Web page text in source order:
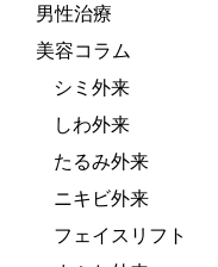
男性治療
美容コラム
シミ外来
しわ外来
たるみ外来
ニキビ外来
フェイスリフト